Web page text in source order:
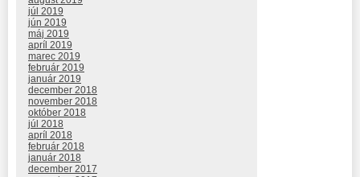
júl 2019
jún 2019
máj 2019
apríl 2019
marec 2019
február 2019
január 2019
december 2018
november 2018
október 2018
júl 2018
apríl 2018
február 2018
január 2018
december 2017